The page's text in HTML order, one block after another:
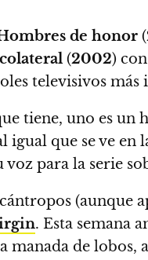
de honor (
(2002)
televisivos
tiene, uno es
igual que se ve
voz para la serie
(aunque
. Esta semana
manada de lobos,